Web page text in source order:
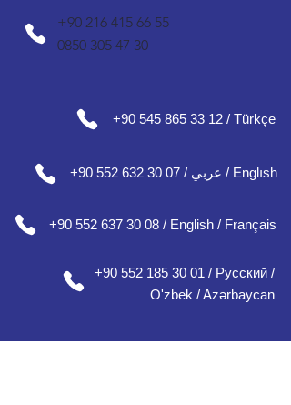
+90 216 415 66 55
0850 305 47 30
+90 545 865 33 12 / Türkçe
+90 552 632 30 07 / عربي / Englısh
+90 552 637 30 08 / English / Français
+90 552 185 30 01 / Русский /
О'zbek / Azərbaycan